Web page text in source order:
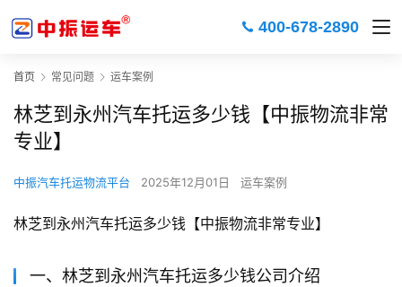
400-678-2890
首页 常见问题 运车案例
林芝到永州汽车托运多少钱【中振物流非常
专业】
中振汽车托运物流平台 2025年12月01日 运车案例
林芝到永州汽车托运多少钱【中振物流非常专业】
一、林芝到永州汽车托运多少钱公司介绍